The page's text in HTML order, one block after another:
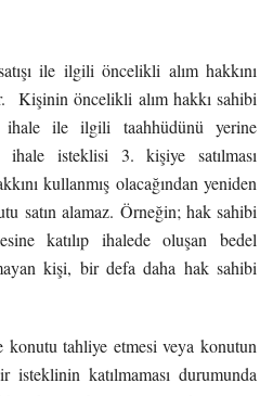
ile ilgili öncelikli alım hakkını
Kişinin öncelikli alım hakkı sahibi
ihale ile ilgili taahhüdünü yerine
ihale isteklisi 3. kişiye satılması
kullanmış olacağından yeniden
satın alamaz. Örneğin; hak sahibi
katılıp ihalede oluşan bedel
kişi, bir defa daha hak sahibi
tahliye etmesi veya konutun
katılmaması durumunda